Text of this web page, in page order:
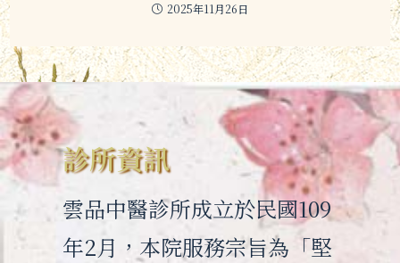
2025年11月26日
診所資訊
雲品中醫診所成立於民國109
年2月，本院服務宗旨為「堅